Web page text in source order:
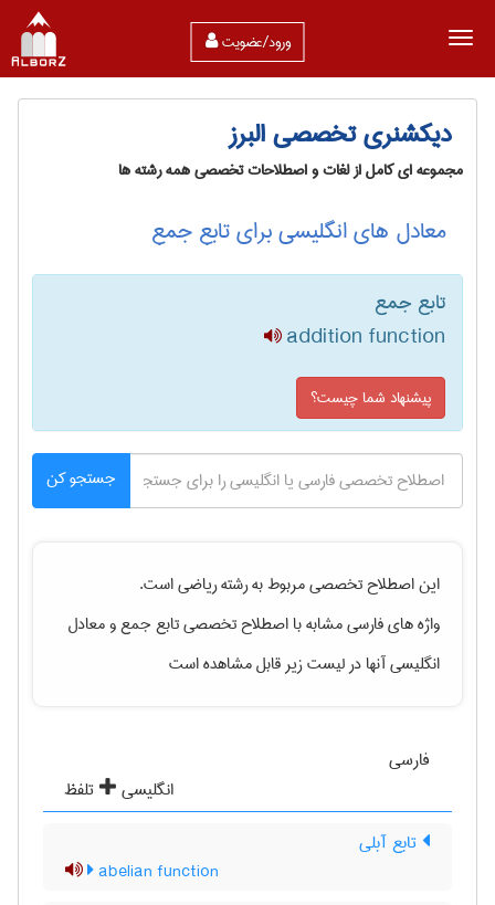
ورود/عضویت
دیکشنری تخصصی البرز
مجموعه ای کامل از لغات و اصطلاحات تخصصی همه رشته ها
معادل های انگلیسی برای تابع جمع
تابع جمع
addition function
پیشنهاد شما چیست؟
جستجو کن
این اصطلاح تخصصی مربوط به رشتهرياضیاست.
واژه های فارسی مشابه با اصطلاح تخصصیتابع جمعو معادل
انگلیسی آنها در لیست زیر قابل مشاهده است
فارسی
انگلیسی
تلفظ
تابع آبلی
abelian function